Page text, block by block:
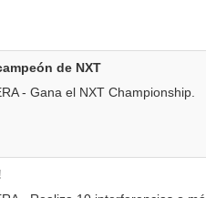
de NXT
- Gana el NXT Championship.